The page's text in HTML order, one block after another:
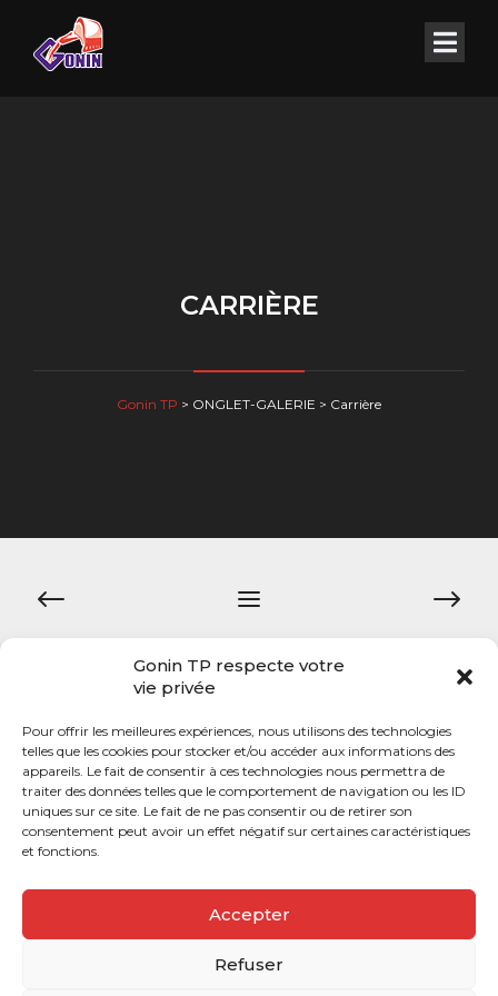
Gonin TP respecte votre
vie privée
Pour offrir les meilleures expériences, nous utilisons des technologies
telles que les cookies pour stocker et/ou accéder aux informations des
appareils. Le fait de consentir à ces technologies nous permettra de
traiter des données telles que le comportement de navigation ou les ID
uniques sur ce site. Le fait de ne pas consentir ou de retirer son
consentement peut avoir un effet négatif sur certaines caractéristiques
et fonctions.
Accepter
Refuser
CARRIÈRE
Gonin TP > ONGLET-GALERIE > Carrière
Navigation
de
l’article
@Copyright 2021 – GONIN TP par COMUNIC